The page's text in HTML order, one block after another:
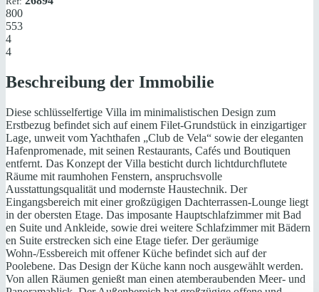
800
553
4
4
Beschreibung der Immobilie
Diese schlüsselfertige Villa im minimalistischen Design zum
Erstbezug befindet sich auf einem Filet-Grundstück in einzigartiger
Lage, unweit vom Yachthafen „Club de Vela“ sowie der eleganten
Hafenpromenade, mit seinen Restaurants, Cafés und Boutiquen
entfernt. Das Konzept der Villa besticht durch lichtdurchflutete
Räume mit raumhohen Fenstern, anspruchsvolle
Ausstattungsqualität und modernste Haustechnik. Der
Eingangsbereich mit einer großzügigen Dachterrassen-Lounge liegt
in der obersten Etage. Das imposante Hauptschlafzimmer mit Bad
en Suite und Ankleide, sowie drei weitere Schlafzimmer mit Bädern
en Suite erstrecken sich eine Etage tiefer. Der geräumige
Wohn-/Essbereich mit offener Küche befindet sich auf der
Poolebene. Das Design der Küche kann noch ausgewählt werden.
Von allen Räumen genießt man einen atemberaubenden Meer- und